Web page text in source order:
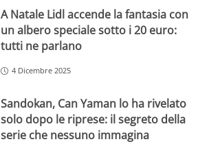
A Natale Lidl accende la fantasia con
un albero speciale sotto i 20 euro:
tutti ne parlano
4 Dicembre 2025
Sandokan, Can Yaman lo ha rivelato
solo dopo le riprese: il segreto della
serie che nessuno immagina